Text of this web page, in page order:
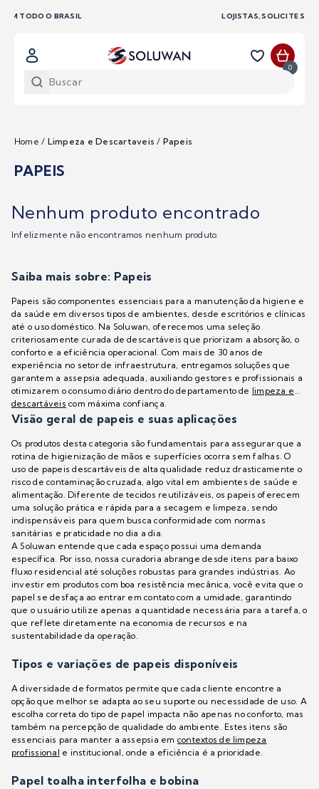
LOJISTAS, SOLICITE SEU ORÇAMENTO CONOSCO
0
Home / Limpeza e Descartaveis / Papeis
PAPEIS
Nenhum produto encontrado
Infelizmente não encontramos nenhum produto.
Saiba mais sobre: Papeis
Papeis são componentes essenciais para a manutenção da higiene e
da saúde em diversos tipos de ambientes, desde escritórios e clínicas
até o uso doméstico. Na Soluwan, oferecemos uma seleção
criteriosamente curada de descartáveis que priorizam a absorção, o
conforto e a eficiência operacional. Com mais de 30 anos de
experiência no setor de infraestrutura, entregamos soluções que
garantem a assepsia adequada, auxiliando gestores e profissionais a
otimizarem o consumo diário dentro do departamento de limpeza e
descartáveis com máxima confiança.
Visão geral de papeis e suas aplicações
Os produtos desta categoria são fundamentais para assegurar que a
rotina de higienização de mãos e superfícies ocorra sem falhas. O
uso de papeis descartáveis de alta qualidade reduz drasticamente o
risco de contaminação cruzada, algo vital em ambientes de saúde e
alimentação. Diferente de tecidos reutilizáveis, os papeis oferecem
uma solução prática e rápida para a secagem e limpeza, sendo
indispensáveis para quem busca conformidade com normas
sanitárias e praticidade no dia a dia.
A Soluwan entende que cada espaço possui uma demanda
específica. Por isso, nossa curadoria abrange desde itens para baixo
fluxo residencial até soluções robustas para grandes indústrias. Ao
investir em produtos com boa resistência mecânica, você evita que o
papel se desfaça ao entrar em contato com a umidade, garantindo
que o usuário utilize apenas a quantidade necessária para a tarefa, o
que reflete diretamente na economia de recursos e na
sustentabilidade da operação.
Tipos e variações de papeis disponíveis
A diversidade de formatos permite que cada cliente encontre a
opção que melhor se adapta ao seu suporte ou necessidade de uso. A
escolha correta do tipo de papel impacta não apenas no conforto, mas
também na percepção de qualidade do ambiente. Estes itens são
essenciais para manter a assepsia em contextos de limpeza
profissional e institucional, onde a eficiência é a prioridade.
Papel toalha interfolha e bobina